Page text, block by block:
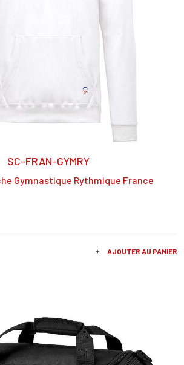
SC-FRAN-GYMRY
Gymnastique Rythmique France
AJOUTER AU PANIER